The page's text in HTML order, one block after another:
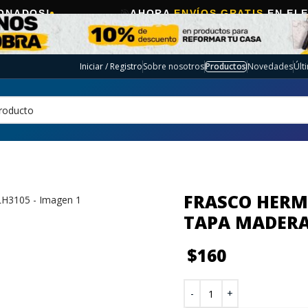
🎯AHORAENVÍOS GRATISEN ELECTRO
Iniciar / RegistroSobre nosotrosProductosNovedades
FRASCO
TAPA
$160